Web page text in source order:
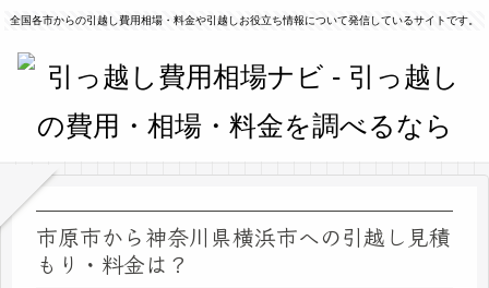
全国各市からの引越し費用相場・料金や引越しお役立ち情報について発信しているサイトです。
市原市から神奈川県横浜市への引越し見積
もり・料金は？